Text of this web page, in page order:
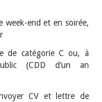
week-end et en soirée,
de catégorie C ou, à
(CDD d’un an
CV et lettre de